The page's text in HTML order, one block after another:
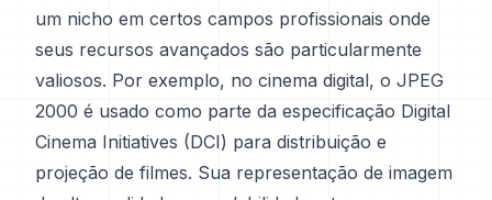
um nicho em certos campos profissionais onde
seus recursos avançados são particularmente
valiosos. Por exemplo, no cinema digital, o JPEG
2000 é usado como parte da especificação Digital
Cinema Initiatives (DCI) para distribuição e
projeção de filmes. Sua representação de imagem